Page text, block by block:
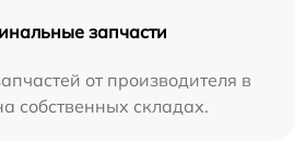
запчасти
от производителя в
собственных складах.